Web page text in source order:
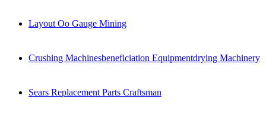
Layout Oo Gauge Mining
Crushing Machinesbeneficiation Equipmentdrying Machinery
Sears Replacement Parts Craftsman